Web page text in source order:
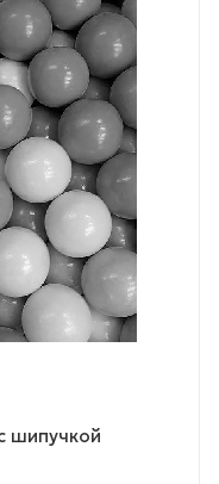
шипучкой